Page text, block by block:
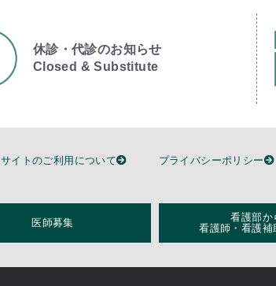
休診・代診のお知らせ
Closed & Substitute​
サイトのご利用について プライバシーポリシー
医師募集
看護部か
看護師・看護補